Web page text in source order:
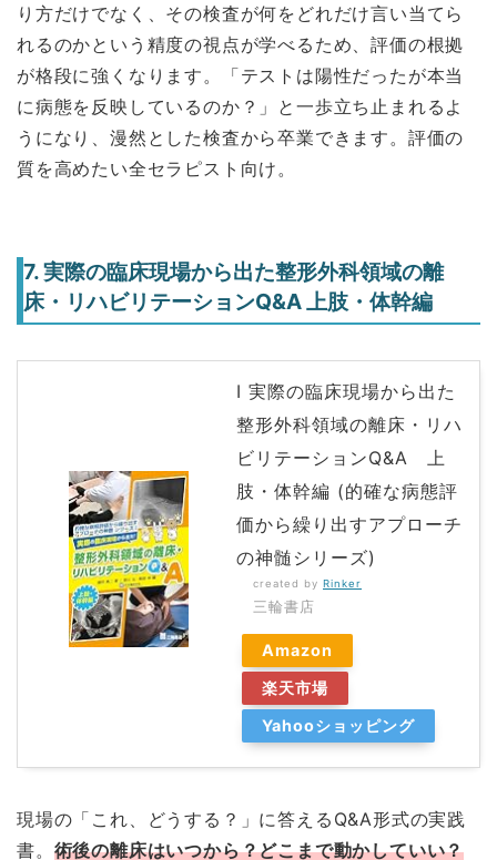
り方だけでなく、その検査が何をどれだけ言い当てら
れるのかという精度の視点が学べるため、評価の根拠
が格段に強くなります。「テストは陽性だったが本当
に病態を反映しているのか？」と一歩立ち止まれるよ
うになり、漫然とした検査から卒業できます。評価の
質を高めたい全セラピスト向け。
7. 実際の臨床現場から出た整形外科領域の離
床・リハビリテーションQ&A 上肢・体幹編
Ⅰ 実際の臨床現場から出た
整形外科領域の離床・リハ
ビリテーションQ&A 上
肢・体幹編 (的確な病態評
価から繰り出すアプローチ
の神髄シリーズ)
created by Rinker
三輪書店
Amazon
楽天市場
Yahooショッピング
現場の「これ、どうする？」に答えるQ&A形式の実践
書。 術後の離床はいつから？どこまで動かしていい？